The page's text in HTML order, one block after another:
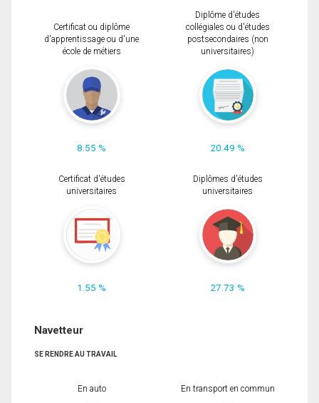
Certificat ou diplôme
d'apprentissage ou d'une
école de métiers
8.55 %
Diplôme d'études
collégiales ou d'études
postsecondaires (non
universitaires)
20.49 %
Certificat d'études
universitaires
1.55 %
Diplômes d'études
universitaires
27.73 %
Navetteur
SE RENDRE AU TRAVAIL
En auto En transport en commun